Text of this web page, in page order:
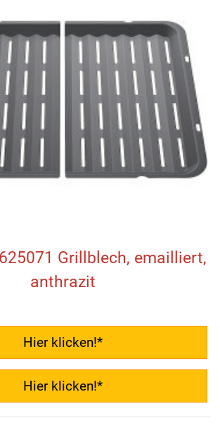
Grillblech, emailliert,
anthrazit
Hier klicken!*
Hier klicken!*